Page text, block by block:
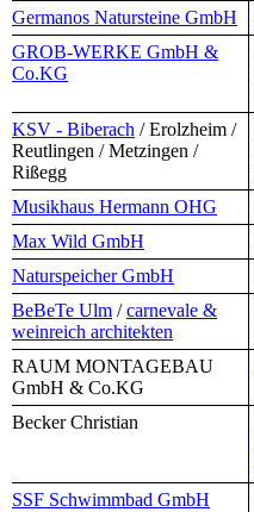
Germanos Natursteine GmbH
GROB-WERKE GmbH &
Co.KG
KSV - Biberach / Erolzheim /
Reutlingen / Metzingen /
Rißegg
Musikhaus Hermann OHG
Max Wild GmbH
Naturspeicher GmbH
BeBeTe Ulm /carnevale &
weinreich architekten
RAUM MONTAGEBAU
GmbH & Co.KG
Becker Christian
SSF Schwimmbad GmbH